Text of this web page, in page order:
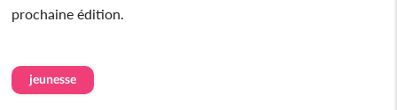
prochaine édition.
jeunesse